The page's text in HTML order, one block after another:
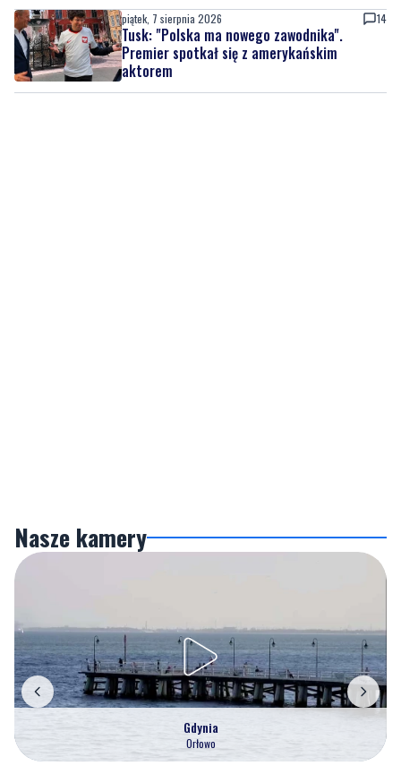
piątek, 7 sierpnia 2026 14
Tusk: "Polska ma nowego zawodnika".
Premier spotkał się z amerykańskim
aktorem
Nasze kamery
Gdynia
Orłowo